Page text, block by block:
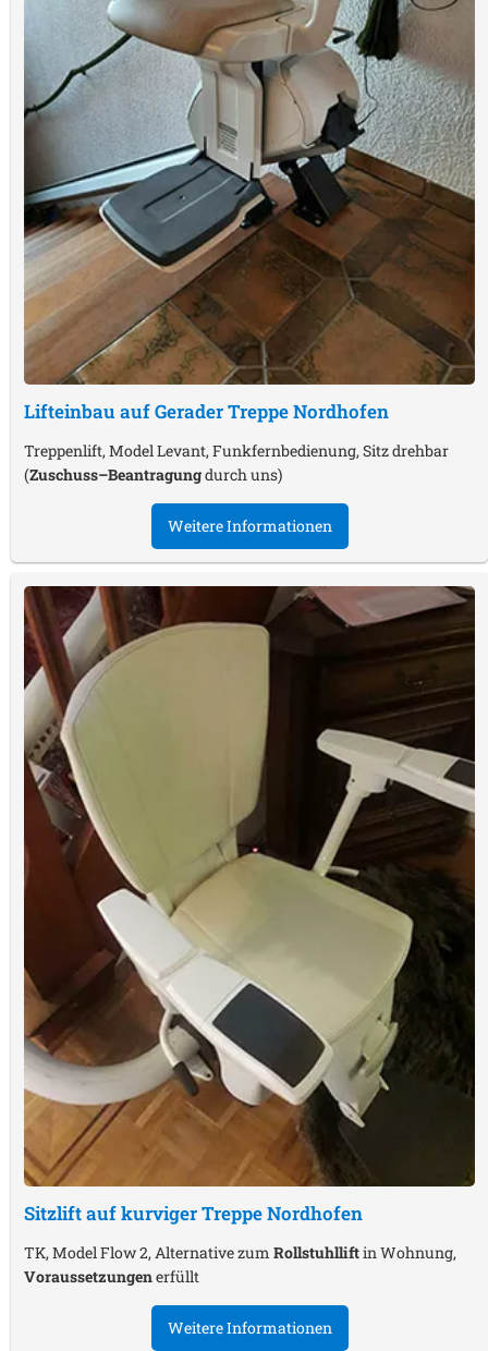
Lifteinbau auf Gerader TreppeNordhofen
Treppenlift, Model Levant, Funkfernbedienung, Sitz drehbar
(Zuschuss–Beantragungdurch uns)
Weitere Informationen
Sitzlift auf kurviger TreppeNordhofen
TK, Model Flow 2, Alternative zum Rollstuhlliftin Wohnung,
Voraussetzungenerfüllt
Weitere Informationen